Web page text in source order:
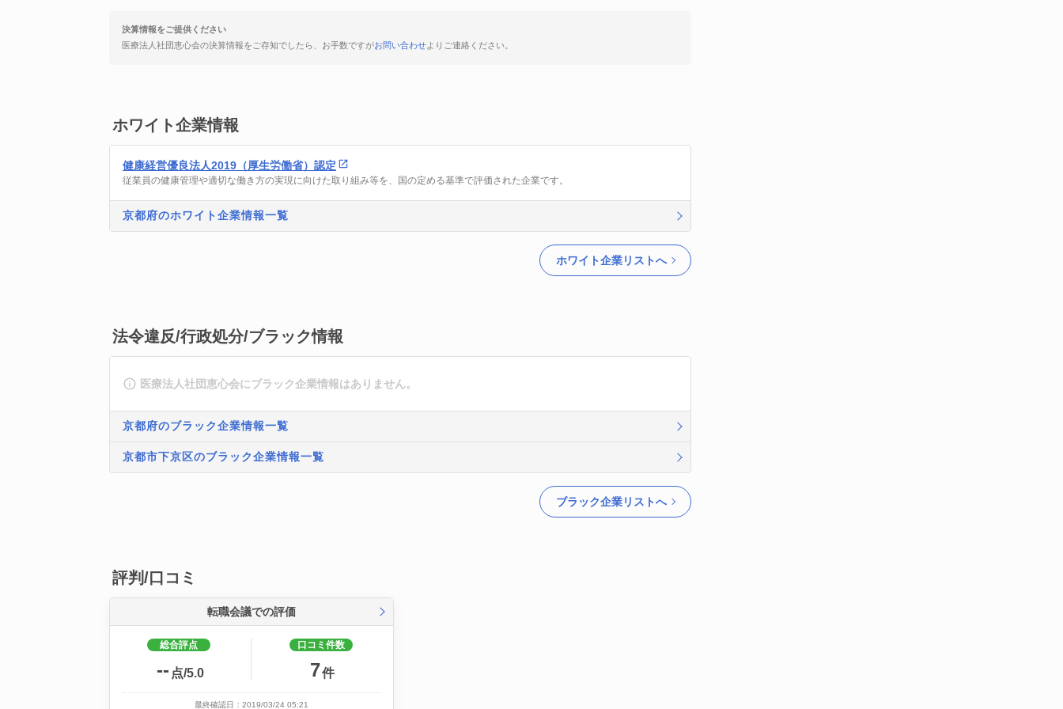
決算情報をご提供ください
医療法人社団恵心会の決算情報をご存知でしたら、お手数ですがお問い合わせよりご連絡ください。
ホワイト企業情報
健康経営優良法人2019（厚生労働省）認定
従業員の健康管理や適切な働き方の実現に向けた取り組み等を、国の定める基準で評価された企業です。
京都府のホワイト企業情報一覧
ホワイト企業リストへ
法令違反/行政処分/ブラック情報
医療法人社団恵心会にブラック企業情報はありません。
京都府のブラック企業情報一覧
京都市下京区のブラック企業情報一覧
ブラック企業リストへ
評判/口コミ
転職会議での評価
総合評点
-- 点/5.0
口コミ件数
7件
最終確認日：2019/03/24 05:21